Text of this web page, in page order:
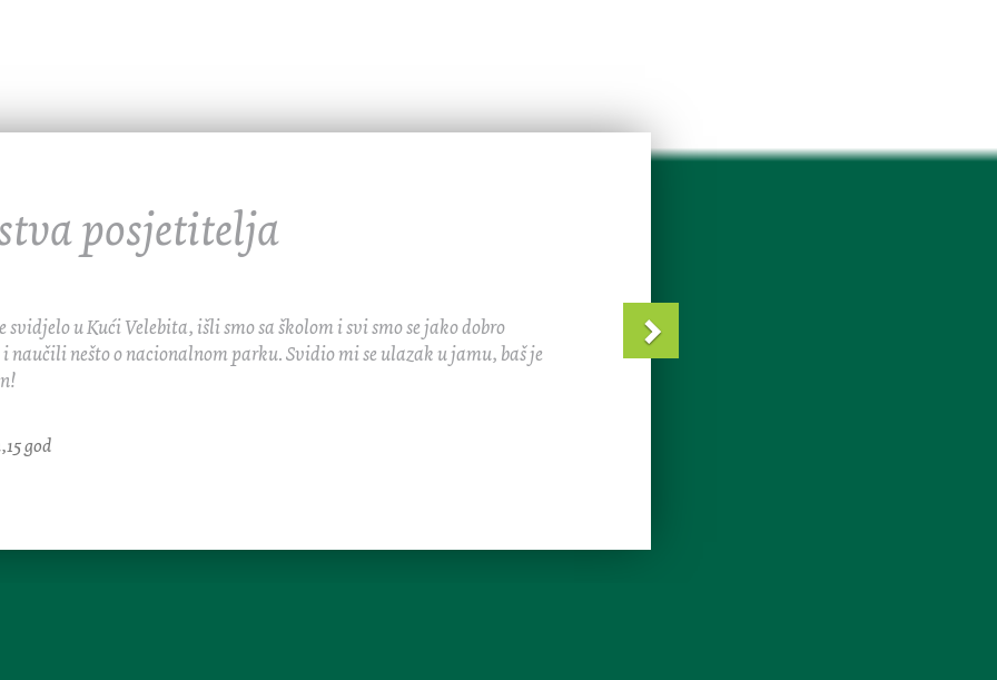
posjetitelja
bilo, zabavili smo se u radionicama i igrali igre. Jako su mi se svidjele
Jedva čekam doći opet.